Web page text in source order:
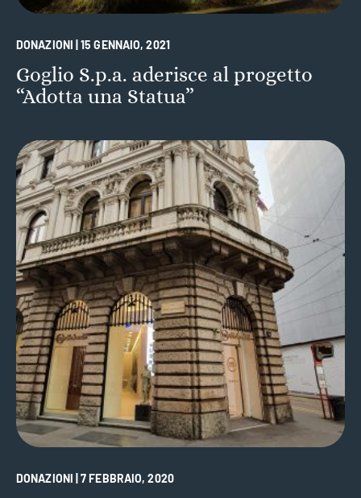
DONAZIONI | 15 GENNAIO, 2021
Goglio S.p.a. aderisce al progetto
“Adotta una Statua”
DONAZIONI | 7 FEBBRAIO, 2020